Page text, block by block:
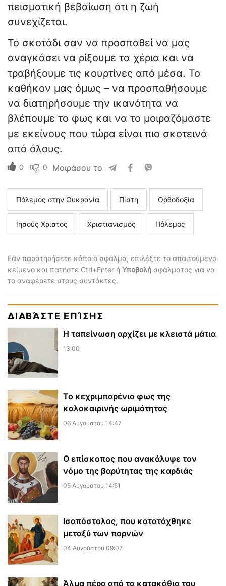
πεισματική βεβαίωση ότι η ζωή
συνεχίζεται.
Το σκοτάδι σαν να προσπαθεί να μας
αναγκάσει να ρίξουμε τα χέρια και να
τραβήξουμε τις κουρτίνες από μέσα. Το
καθήκον μας όμως – να προσπαθήσουμε
να διατηρήσουμε την ικανότητα να
βλέπουμε το φως και να το μοιραζόμαστε
με εκείνους που τώρα είναι πιο σκοτεινά
από όλους.
0 0 Μοιράσου το
Πόλεμος στην Ουκρανία Πίστη Ορθοδοξία
Ιησούς Χριστός Χριστιανισμός Πόλεμος
Εάν παρατηρήσετε κάποιο σφάλμα, επιλέξτε το απαιτούμενο
κείμενο και πατήστε Ctrl+Enter ή Υποβολή σφάλματος για να
το αναφέρετε στους συντάκτες.
ΔΙΑΒΆΣΤΕ ΕΠΊΣΗΣ
Η ταπείνωση αρχίζει με κλειστά μάτια
13:00
Το κεχριμπαρένιο φως της
καλοκαιρινής ωριμότητας
06 Αυγούστου 14:47
Ο επίσκοπος που ανακάλυψε τον
νόμο της βαρύτητας της καρδιάς
05 Αυγούστου 14:51
Ισαπόστολος, που κατατάχθηκε
μεταξύ των πορνών
04 Αυγούστου 09:07
​Άλμα πέρα από τα κατακάθια του